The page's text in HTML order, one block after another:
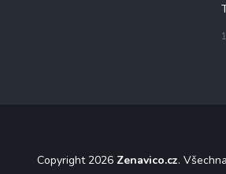
Copyright 2026 Zenavico.cz.